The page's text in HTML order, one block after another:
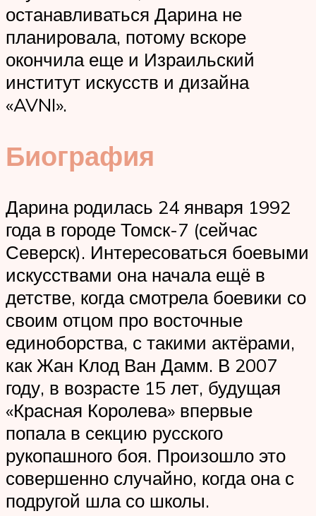
останавливаться Дарина не
планировала, потому вскоре
окончила еще и Израильский
институт искусств и дизайна
«AVNI».
Биография
Дарина родилась 24 января 1992
года в городе Томск-7 (сейчас
Северск). Интересоваться боевыми
искусствами она начала ещё в
детстве, когда смотрела боевики со
своим отцом про восточные
единоборства, с такими актёрами,
как Жан Клод Ван Дамм. В 2007
году, в возрасте 15 лет, будущая
«Красная Королева» впервые
попала в секцию русского
рукопашного боя. Произошло это
совершенно случайно, когда она с
подругой шла со школы.